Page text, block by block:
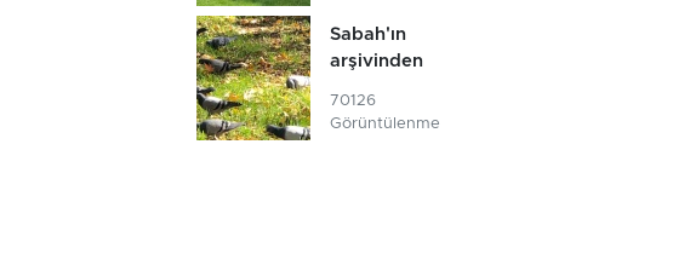
Sabah'ın
arşivinden
70126
Görüntülenme